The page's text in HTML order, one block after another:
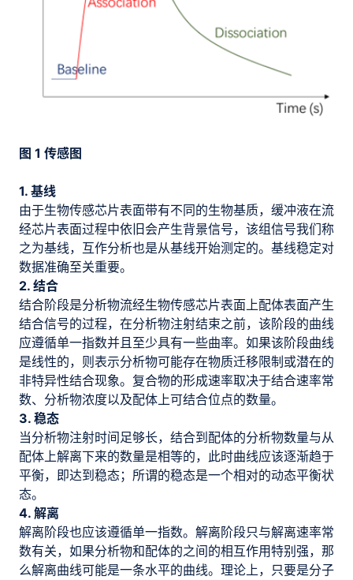
图 1 传感图
1. 基线
由于生物传感芯片表面带有不同的生物基质，缓冲液在流
经芯片表面过程中依旧会产生背景信号，该组信号我们称
之为基线，互作分析也是从基线开始测定的。基线稳定对
数据准确至关重要。
2. 结合
结合阶段是分析物流经生物传感芯片表面上配体表面产生
结合信号的过程，在分析物注射结束之前，该阶段的曲线
应遵循单一指数并且至少具有一些曲率。如果该阶段曲线
是线性的，则表示分析物可能存在物质迁移限制或潜在的
非特异性结合现象。复合物的形成速率取决于结合速率常
数、分析物浓度以及配体上可结合位点的数量。
3. 稳态
当分析物注射时间足够长，结合到配体的分析物数量与从
配体上解离下来的数量是相等的，此时曲线应该逐渐趋于
平衡，即达到稳态；所谓的稳态是一个相对的动态平衡状
态。
4. 解离
解离阶段也应该遵循单一指数。解离阶段只与解离速率常
数有关，如果分析物和配体的之间的相互作用特别强，那
么解离曲线可能是一条水平的曲线。理论上，只要是分子